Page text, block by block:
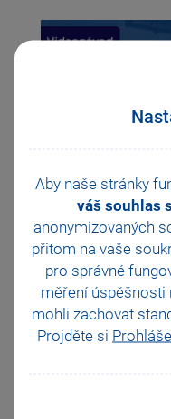
Aby naše stránky
váš souhlas
anonymizovaných
přitom na vaše
pro správné
měření úspěšnosti
mohli zachovat
Projděte si
Jak v programu
Shop (OSS)?
Previous